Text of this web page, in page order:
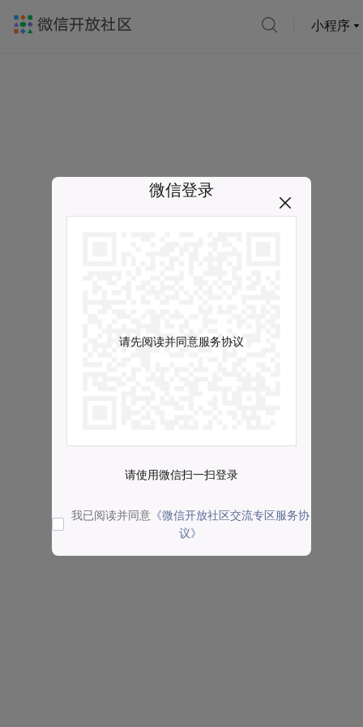
小程序
微信登录
请先阅读并同意服务协议
请使用微信扫一扫登录
我已阅读并同意 《微信开放社区交流专区服务协
议》